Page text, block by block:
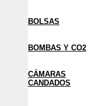
BOLSAS
BOMBAS Y CO2
CÁMARAS
CANDADOS